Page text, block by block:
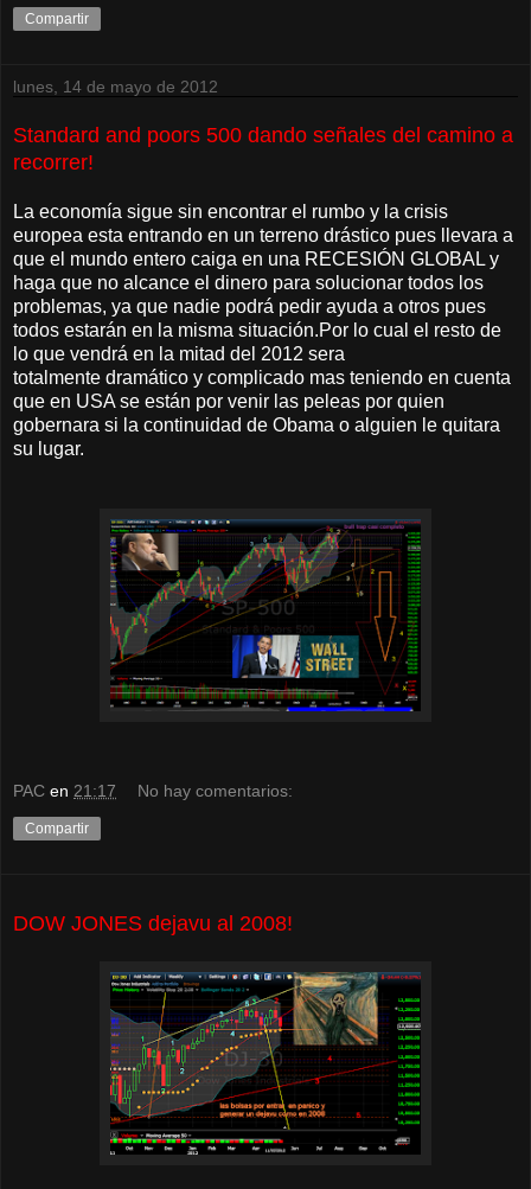
Compartir
lunes, 14 de mayo de 2012
Standard and poors 500 dando señales del camino a
recorrer!
La economía sigue sin encontrar el rumbo y la crisis
europea esta entrando en un terreno drástico pues llevara a
que el mundo entero caiga en una RECESIÓN GLOBAL y
haga que no alcance el dinero para solucionar todos los
problemas, ya que nadie podrá pedir ayuda a otros pues
todos estarán en la misma situación.Por lo cual el resto de
lo que vendrá en la mitad del 2012 sera
totalmente dramático y complicado mas teniendo en cuenta
que en USA se están por venir las peleas por quien
gobernara si la continuidad de Obama o alguien le quitara
su lugar.
PAC en 21:17 No hay comentarios:
Compartir
DOW JONES dejavu al 2008!